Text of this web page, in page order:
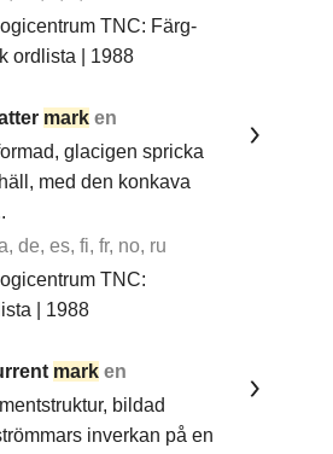
TNC: Färg-
ordlista | 1988
mark en
glacigen spricka
med den konkava
de, es, fi, fr, no, ru
TNC:
| 1988
mark en
bildad
inverkan på en